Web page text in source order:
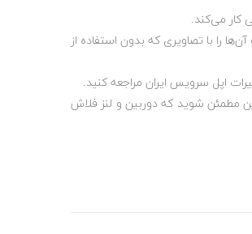
کار می‌کند.
را با تصاویری که بدون استفاده از
اپل سرویس ایران مراجعه کنید.
مطمئن شوید که دوربین و لنز فلاش